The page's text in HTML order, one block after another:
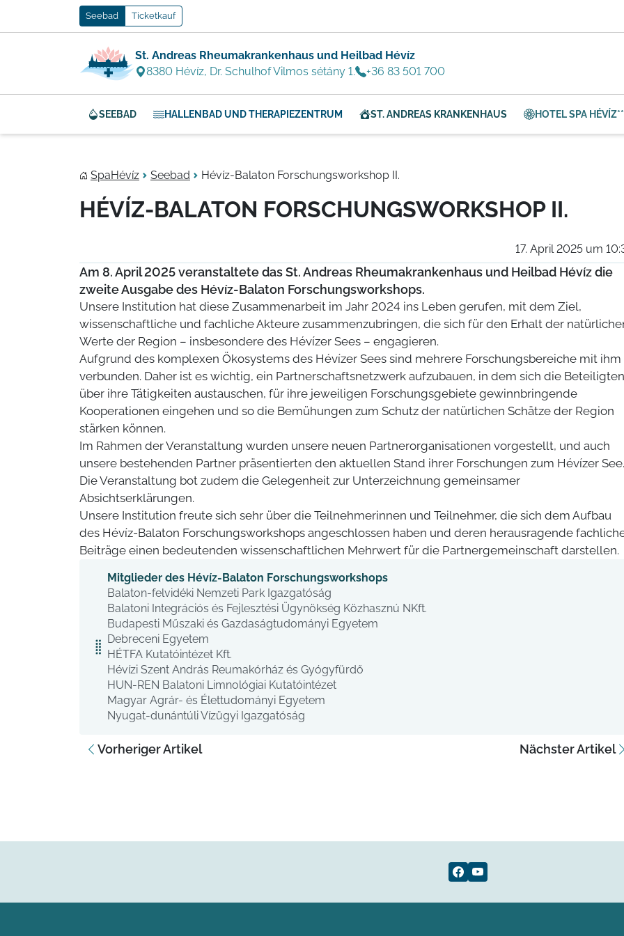
Seebad Ticketkauf
St. Andreas Rheumakrankenhaus und Heilbad Hévíz
8380 Hévíz, Dr. Schulhof Vilmos sétány 1.
+36 83 501 700
SEEBAD HALLENBAD UND THERAPIEZENTRUM ST. ANDREAS KRANKENHAUS HOTEL SPA
SpaHévíz Seebad Hévíz-Balaton Forschungsworkshop II.
HÉVÍZ-BALATON FORSCHUNGSWORKSHOP II.
17. April 2025 um
Am 8. April 2025 veranstaltete das St. Andreas Rheumakrankenhaus und Heilbad Hévíz die
zweite Ausgabe des Hévíz-Balaton Forschungsworkshops.
Unsere Institution hat diese Zusammenarbeit im Jahr 2024 ins Leben gerufen, mit dem Ziel,
wissenschaftliche und fachliche Akteure zusammenzubringen, die sich für den Erhalt der
Werte der Region – insbesondere des Hévízer Sees – engagieren.
Aufgrund des komplexen Ökosystems des Hévízer Sees sind mehrere Forschungsbereiche mit ihm
verbunden. Daher ist es wichtig, ein Partnerschaftsnetzwerk aufzubauen, in dem sich die Beteiligten
über ihre Tätigkeiten austauschen, für ihre jeweiligen Forschungsgebiete gewinnbringende
Kooperationen eingehen und so die Bemühungen zum Schutz der natürlichen Schätze der Region
stärken können.
Im Rahmen der Veranstaltung wurden unsere neuen Partnerorganisationen vorgestellt, und auch
unsere bestehenden Partner präsentierten den aktuellen Stand ihrer Forschungen zum Hévízer See.
Die Veranstaltung bot zudem die Gelegenheit zur Unterzeichnung gemeinsamer
Absichtserklärungen.
Unsere Institution freute sich sehr über die Teilnehmerinnen und Teilnehmer, die sich dem Aufbau
des Hévíz-Balaton Forschungsworkshops angeschlossen haben und deren herausragende
Beiträge einen bedeutenden wissenschaftlichen Mehrwert für die Partnergemeinschaft darstellen.
Mitglieder des Hévíz-Balaton Forschungsworkshops
Balaton-felvidéki Nemzeti Park Igazgatóság
Balatoni Integrációs és Fejlesztési Ügynökség Közhasznú NKft.
Budapesti Műszaki és Gazdaságtudományi Egyetem
Debreceni Egyetem
HÉTFA Kutatóintézet Kft.
Hévízi Szent András Reumakórház és Gyógyfürdő
HUN-REN Balatoni Limnológiai Kutatóintézet
Magyar Agrár- és Élettudományi Egyetem
Nyugat-dunántúli Vízügyi Igazgatóság
Vorheriger Artikel Nächster Artikel